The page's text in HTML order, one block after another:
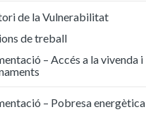
de la Vulnerabilitat
de treball
– Accés a la vivenda i
– Pobresa energètica